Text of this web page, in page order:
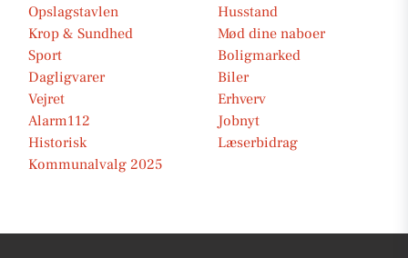
Opslagstavlen
Husstand
Krop & Sundhed
Mød dine naboer
Sport
Boligmarked
Dagligvarer
Biler
Vejret
Erhverv
Alarm112
Jobnyt
Historisk
Læserbidrag
Kommunalvalg 2025